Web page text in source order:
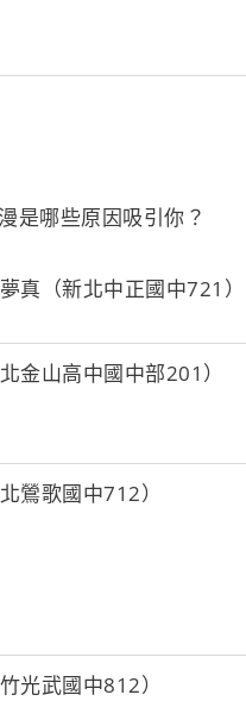
是哪些原因吸引你？
真（新北中正國中721）
金山高中國中部201）
鶯歌國中712）
光武國中812）